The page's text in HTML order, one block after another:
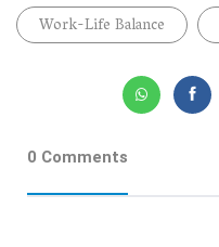
Work-Life Balance
0 Comments